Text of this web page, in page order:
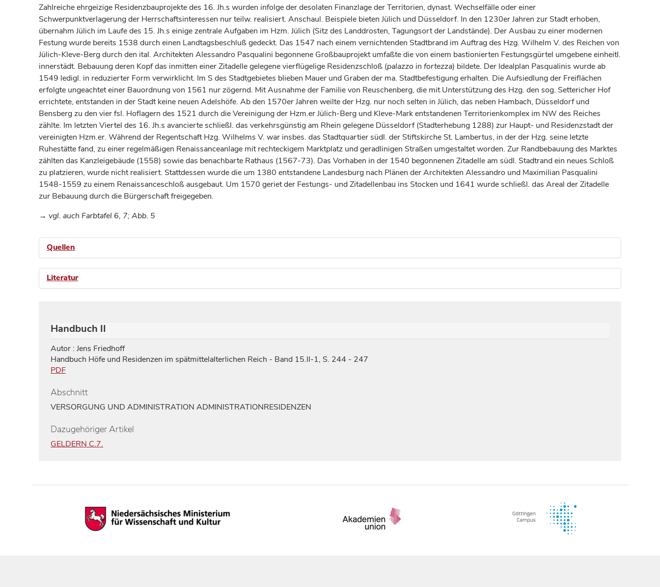
Zahlreiche ehrgeizige Residenzbauprojekte des 16. Jh.s wurden infolge der desolaten Finanzlage der Territorien, dynast. Wechselfälle oder einer
Schwerpunktverlagerung der Herrschaftsinteressen nur teilw. realisiert. Anschaul. Beispiele bieten Jülich und Düsseldorf. In den 1230er Jahren zur Stadt erhoben,
übernahm Jülich im Laufe des 15. Jh.s einige zentrale Aufgaben im Hzm. Jülich (Sitz des Landdrosten, Tagungsort der Landstände). Der Ausbau zu einer modernen
Festung wurde bereits 1538 durch einen Landtagsbeschluß gedeckt. Das 1547 nach einem vernichtenden Stadtbrand im Auftrag des Hzg. Wilhelm V. des Reichen von
Jülich-Kleve-Berg durch den ital. Architekten Alessandro Pasqualini begonnene Großbauprojekt umfaßte die von einem bastionierten Festungsgürtel umgebene einheitl.
innerstädt. Bebauung deren Kopf das inmitten einer Zitadelle gelegene vierflügelige Residenzschloß (palazzo in fortezza) bildete. Der Idealplan Pasqualinis wurde ab
1549 ledigl. in reduzierter Form verwirklicht. Im S des Stadtgebietes blieben Mauer und Graben der ma. Stadtbefestigung erhalten. Die Aufsiedlung der Freiflächen
erfolgte ungeachtet einer Bauordnung von 1561 nur zögernd. Mit Ausnahme der Familie von Reuschenberg, die mit Unterstützung des Hzg. den sog. Settericher Hof
errichtete, entstanden in der Stadt keine neuen Adelshöfe. Ab den 1570er Jahren weilte der Hzg. nur noch selten in Jülich, das neben Hambach, Düsseldorf und
Bensberg zu den vier fsl. Hoflagern des 1521 durch die Vereinigung der Hzm.er Jülich-Berg und Kleve-Mark entstandenen Territorienkomplex im NW des Reiches
zählte. Im letzten Viertel des 16. Jh.s avancierte schließl. das verkehrsgünstig am Rhein gelegene Düsseldorf (Stadterhebung 1288) zur Haupt- und Residenzstadt der
vereinigten Hzm.er. Während der Regentschaft Hzg. Wilhelms V. war insbes. das Stadtquartier südl. der Stiftskirche St. Lambertus, in der der Hzg. seine letzte
Ruhestätte fand, zu einer regelmäßigen Renaissanceanlage mit rechteckigem Marktplatz und geradlinigen Straßen umgestaltet worden. Zur Randbebauung des Marktes
zählten das Kanzleigebäude (1558) sowie das benachbarte Rathaus (1567-73). Das Vorhaben in der 1540 begonnenen Zitadelle am südl. Stadtrand ein neues Schloß
zu platzieren, wurde nicht realisiert. Stattdessen wurde die um 1380 entstandene Landesburg nach Plänen der Architekten Alessandro und Maximilian Pasqualini
1548-1559 zu einem Renaissanceschloß ausgebaut. Um 1570 geriet der Festungs- und Zitadellenbau ins Stocken und 1641 wurde schließl. das Areal der Zitadelle
zur Bebauung durch die Bürgerschaft freigegeben.
→ vgl. auch Farbtafel 6, 7; Abb. 5
Quellen
Literatur
Handbuch II
Autor : Jens Friedhoff
Handbuch Höfe und Residenzen im spätmittelalterlichen Reich - Band 15.II-1, S. 244 - 247
PDF
Abschnitt
VERSORGUNG UND ADMINISTRATION ADMINISTRATIONRESIDENZEN
Dazugehöriger Artikel
GELDERN C.7.